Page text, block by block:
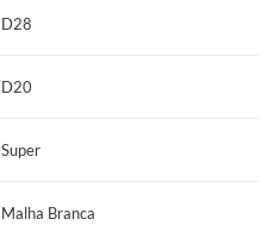
D28
D20
Super
Malha Branca